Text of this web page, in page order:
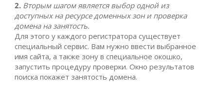
2. Вторым шагом является выбор одной из
доступных на ресурсе доменных зон и проверка
домена на занятость.
Для этого у каждого регистратора существует
специальный сервис. Вам нужно ввести выбранное
имя сайта, а также зону в специальное окошко,
запустить процедуру проверки. Окно результатов
поиска покажет занятость домена.